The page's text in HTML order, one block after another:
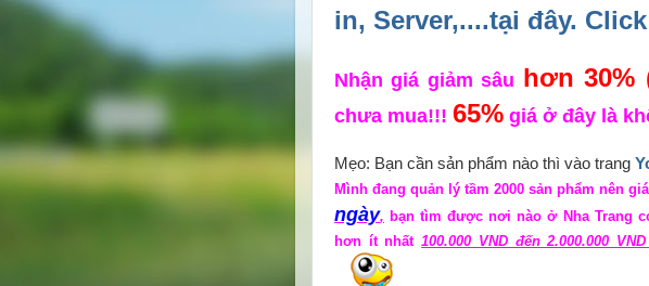
in, Server,....tại đây.
Nhận giá giảm sâu hơn 30%
chưa mua!!! 65% giá ở đây là
Mẹo: Bạn cần sản phẩm nào thì vào trang
Mình đang quản lý tầm 2000 sản phẩm nên
ngày, bạn tìm được nơi nào ở Nha Trang
hơn ít nhất100.000 VND đến 2.000.000